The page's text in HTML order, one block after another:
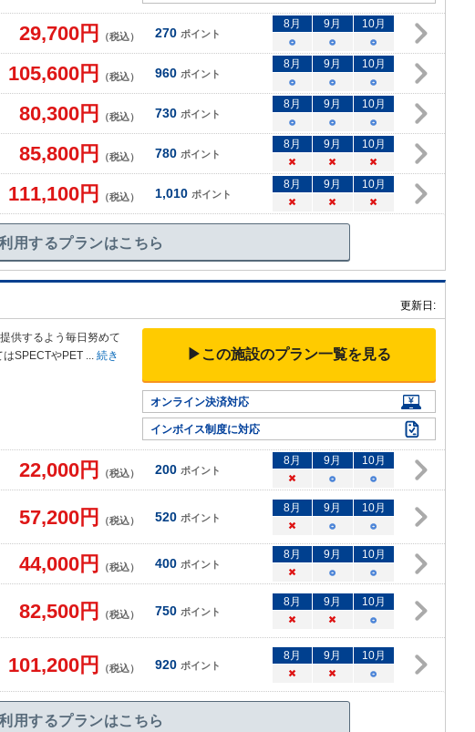
29,700円 （税込） 270 ポイント
8月 9月 10月
○
○ ○
105,600円 （税込） 960 ポイント
8月 9月 10月
○
○ ○
80,300円 （税込） 730 ポイント
8月 9月 10月
○
○ ○
85,800円 （税込） 780 ポイント
8月 9月 10月
×
× ×
111,100円 （税込） 1,010 ポイント
8月 9月 10月
×
× ×
用するプランはこちら
更新日:
供するよう毎日努めて
SPECTやPET ... 続き
▶この施設のプラン一覧を見る
オンライン決済対応
インボイス制度に対応
22,000円 （税込） 200 ポイント
8月 9月 10月
×
○ ○
57,200円 （税込） 520 ポイント
8月 9月 10月
×
○ ○
44,000円 （税込） 400 ポイント
8月 9月 10月
×
○ ○
82,500円 （税込） 750 ポイント
8月 9月 10月
×
× ○
101,200円 （税込） 920 ポイント
8月 9月 10月
×
× ○
用するプランはこちら